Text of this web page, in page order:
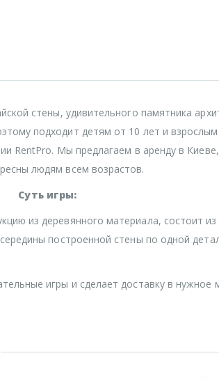
стены, удивительного памятника
подходит детям от 10 лет и
RentPro. Мы предлагаем в аренду в
людям всем возрастов.
Суть игры:
из деревянного материала, состоит
построенной стены по одной
игры и сделает доставку в нужное